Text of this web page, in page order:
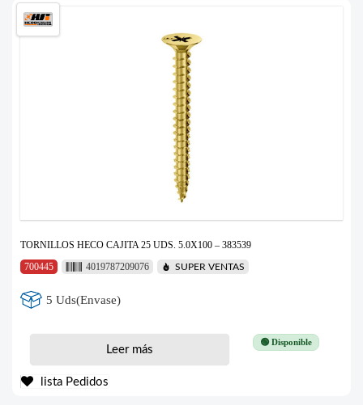
TORNILLOS HECO CAJITA 25 UDS. 5.0X100 – 383539
700445
4019787209076 SUPER VENTAS
5 Uds(Envase)
🟢 Disponible
Leer más
lista Pedidos